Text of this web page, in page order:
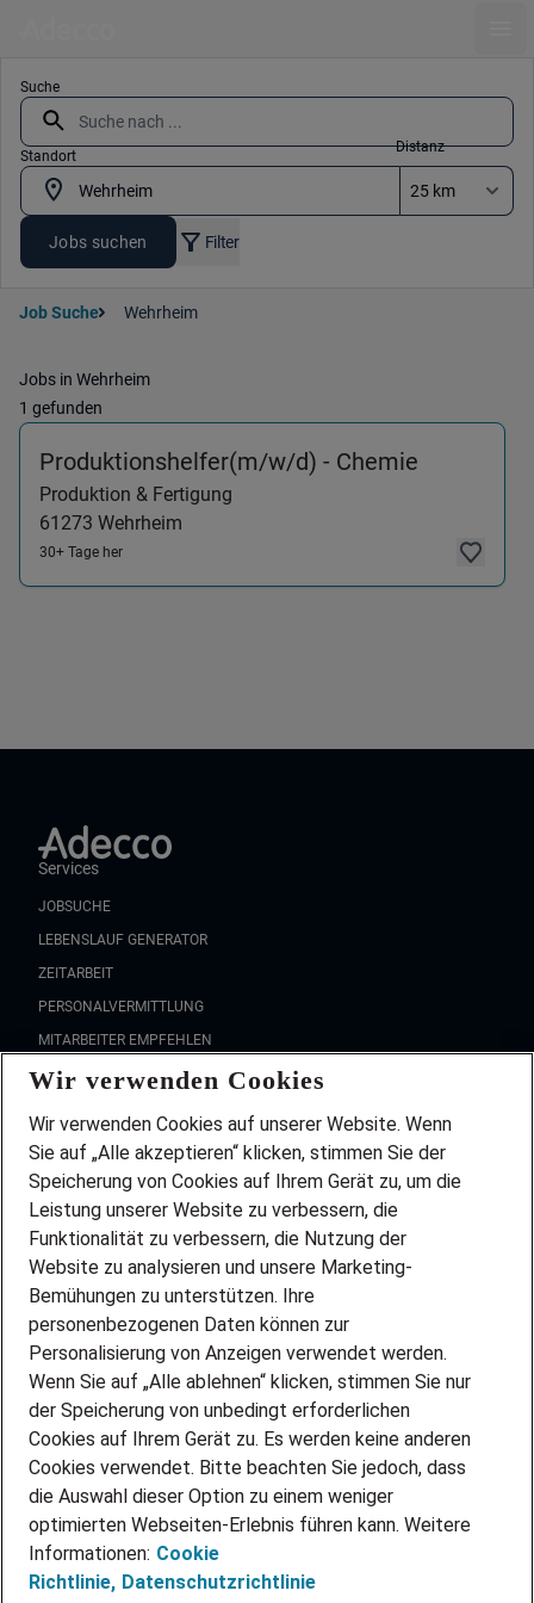
Suche
Standort
Distanz
Jobs suchen Filter
Job Suche Wehrheim
Jobs in Wehrheim
1 gefunden
Produktionshelfer(m/w/d) - Chemie
Produktion & Fertigung
61273 Wehrheim
30+ Tage her
Services
JOBSUCHE
LEBENSLAUF GENERATOR
ZEITARBEIT
PERSONALVERMITTLUNG
MITARBEITER EMPFEHLEN
FAQ
Wir stellen ein!
DEINE BERUFSGRUPPE
DEINE LEBENSSITUATION
PARTNERSHIP WITH AIRBUS
INITIATIV BEWERBEN
ÜBER UNS
STANDORTE
BLOG
PRESSE
KONTAKT
@Adecco 2026
IMPRESSUM
DATENSCHUTZ
Wir verwenden Cookies
Wir verwenden Cookies auf unserer Website. Wenn
Sie auf „Alle akzeptieren“ klicken, stimmen Sie der
Speicherung von Cookies auf Ihrem Gerät zu, um die
Leistung unserer Website zu verbessern, die
Funktionalität zu verbessern, die Nutzung der
Website zu analysieren und unsere Marketing-
Bemühungen zu unterstützen. Ihre
personenbezogenen Daten können zur
Personalisierung von Anzeigen verwendet werden.
Wenn Sie auf „Alle ablehnen“ klicken, stimmen Sie nur
der Speicherung von unbedingt erforderlichen
Cookies auf Ihrem Gerät zu. Es werden keine anderen
Cookies verwendet. Bitte beachten Sie jedoch, dass
die Auswahl dieser Option zu einem weniger
optimierten Webseiten-Erlebnis führen kann. Weitere
Informationen: Cookie
Richtlinie, Datenschutzrichtlinie